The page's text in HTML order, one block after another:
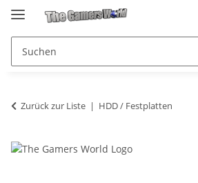
Zurück zur Liste HDD / Festplatten